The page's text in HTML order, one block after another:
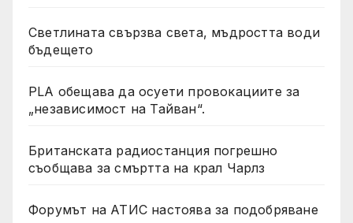
Светлината свързва света, мъдростта води
бъдещето
PLA обещава да осуети провокациите за
„независимост на Тайван“.
Британската радиостанция погрешно
съобщава за смъртта на крал Чарлз
Форумът на АТИС настоява за подобряване